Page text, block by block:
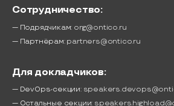
Сотрудничество:
— Подрядчикам: org@ontico.ru
— Партнёрам: partners@ontico.ru
Для докладчиков:
— DevOps-секции:
— Остальные секции: